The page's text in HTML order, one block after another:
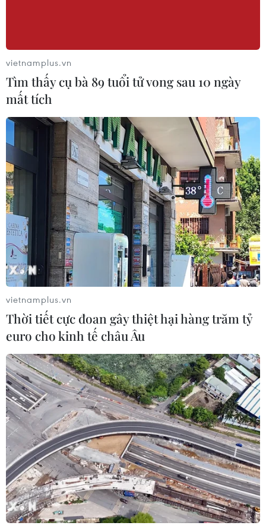
Càphê xứ lạnh Arabica được trồng tại Kon Tum. (Ảnh: Dư
Toán/TTXVN)
Giá càphê Arabica trên sàn ICE US-New York
nối tiếp đà giảm. Giá càphê Arabica giao tháng
3/2023 giảm 0,55 xu Mỹ xuống 158,15 xu Mỹ/lb
và giá càphê Arabica giao tháng 5/2023 giảm
0,45 xu Mỹ xuống 158,95 xu Mỹ/lb (1 lb=0,45 kg).
Khối lượng giao dịch duy trì trên mức trung
bình.
Giá càphê nhân xô tại các tỉnh Tây nguyên giảm
200-300 đồng, xuống dao động trong khung
41.100-41.600 đồng/kg.
Bộ Lao Động Mỹ báo cáo Chỉ số giá sản xuất
(PPI) tháng 11/2022 cao hơn dự kiến, tăng 0,3%
so với tháng 10, cao hơn mức dự đoán tăng 0,2%
của thị trường, đã dấy lên lo ngại Cục Dự trữ
vietnamplus.vn
Tìm thấy cụ bà 89 tuổi tử vong sau 10 ngày
mất tích
vietnamplus.vn
Thời tiết cực đoan gây thiệt hại hàng trăm tỷ
euro cho kinh tế châu Âu